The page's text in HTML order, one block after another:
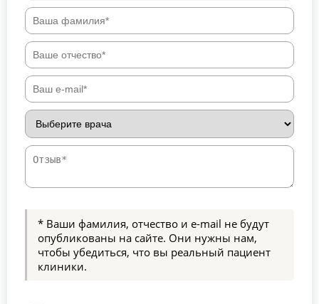
* Ваши фамилия, отчество и e-mail не будут
опубликованы на сайте. Они нужны нам,
чтобы убедиться, что вы реальный пациент
клиники.